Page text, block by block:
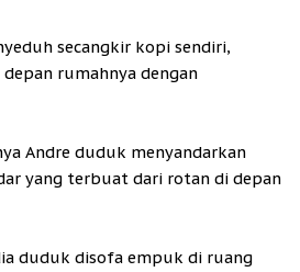
secangkir kopi sendiri,
rumahnya dengan
Andre duduk menyandarkan
yang terbuat dari rotan di depan
duduk disofa empuk di ruang